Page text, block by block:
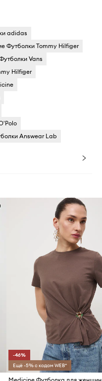
adidas
Футболки Tommy Hilfiger
Vans
Hilfiger
Answear Lab
-46%
Ещё -5% с кодом WEB*